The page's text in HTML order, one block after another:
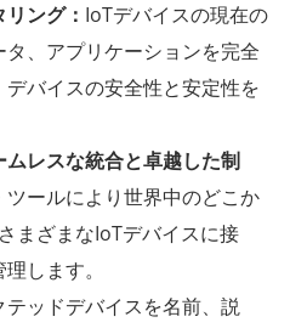
ング： IoTデバイスの現在の
、アプリケーションを完全
バイスの安全性と安定性を
レスな統合と卓越した制
ールにより世界中のどこか
まざまなIoTデバイスに接
します。
テッドデバイスを名前、説